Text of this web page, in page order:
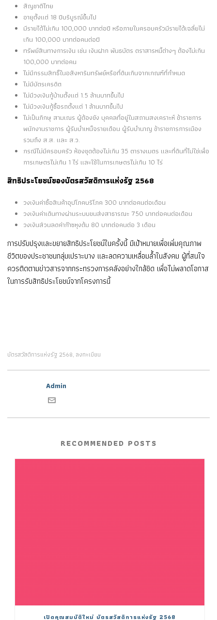
สัญชาติไทย
อายุตั้งแต่ 18 ปีบริบูรณ์ขึ้นไป
มีรายได้ไม่เกิน 100,000 บาทต่อปี หรือภายในครอบครัวมีรายได้เฉลี่ยไม่
เกิน 100,000 บาทต่อคนต่อปี
ทรัพย์สินทางการเงิน เช่น เงินฝาก พันธบัตร ตราสารหนี้ต่างๆ ต้องไม่เกิน
100,000 บาทต่อคน
ไม่มีกรรมสิทธิ์ในอสังหาริมทรัพย์หรือที่ดินเกินจากเกณฑ์ที่กำหนด
ไม่มีบัตรเครดิต
ไม่มีวงเงินกู้บ้านตั้งแต่ 1.5 ล้านบาทขึ้นไป
ไม่มีวงเงินกู้ซื้อรถตั้งแต่ 1 ล้านบาทขึ้นไป
ไม่เป็นภิกษุ สามเณร ผู้ต้องขัง บุคคลที่อยู่ในสถานสงเคราะห์ ข้าราชการ
พนักงานราชการ ผู้รับบำเหน็จรายเดือน ผู้รับบำนาญ ข้าราชการการเมือง
รวมถึง ส.ส. และ ส.ว.
กรณีไม่มีครอบครัว ห้องชุดต้องไม่เกิน 35 ตารางเมตร และที่ดินที่ไม่ใช่เพื่อ
การเกษตรไม่เกิน 1 ไร่ และใช้ในการเกษตรไม่เกิน 10 ไร่
สิทธิประโยชน์ของบัตรสวัสดิการแห่งรัฐ 2568
วงเงินค่าซื้อสินค้าอุปโภคบริโภค 300 บาทต่อคนต่อเดือน
วงเงินค่าเดินทางผ่านระบบขนส่งสาธารณะ 750 บาทต่อคนต่อเดือน
วงเงินส่วนลดค่าก๊าซหุงต้ม 80 บาทต่อคนต่อ 3 เดือน
การปรับปรุงและขยายสิทธิประโยชน์ในครั้งนี้ มีเป้าหมายเพื่อเพิ่มคุณภาพ
ชีวิตของประชาชนกลุ่มเปราะบาง และลดความเหลื่อมล้ำในสังคม ผู้ที่สนใจ
ควรติดตามข่าวสารจากกระทรวงการคลังอย่างใกล้ชิด เพื่อไม่พลาดโอกาส
ในการรับสิทธิประโยชน์จากโครงการนี้
บัตรสวัสดิการแห่งรัฐ 2568, ลงทะเบียน
Admin
RECOMMENDED POSTS
เปิดคุณสมบัติใหม่ บัตรสวัสดิการแห่งรัฐ 2568